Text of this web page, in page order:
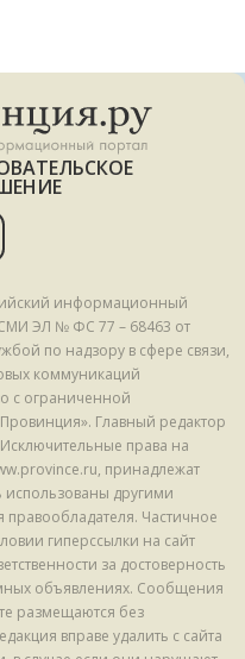
информационный
СМИ ЭЛ № ФС 77 – 68463 от
по надзору в сфере связи,
коммуникаций
с ограниченной
Главный редактор
права на
принадлежат
другими
Частичное
гиперссылки на сайт
за достоверность
объявлениях. Сообщения
размещаются без
вправе удалить с сайта